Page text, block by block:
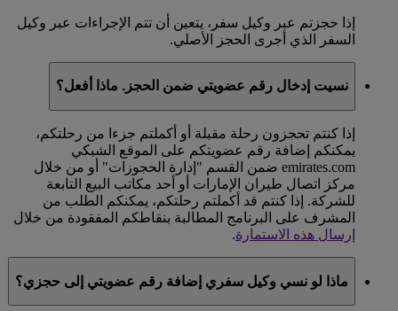
إذا حجزتم عبر وكيل سفر، يتعين أن تتم الإجراءات عبر وكيل
السفر الذي أجرى الحجز الأصلي.
نسيت إدخال رقم عضويتي ضمن الحجز. ماذا أفعل؟
إذا كنتم تحجزون رحلة مقبلة أو أكملتم جزءا من رحلتكم،
يمكنكم إضافة رقم عضويتكم على الموقع الشبكي
emirates.com ضمن القسم "إدارة الحجوزات" أو من خلال
مركز اتصال طيران الإمارات أو أحد مكاتب البيع التابعة
للشركة. إذا كنتم قد أكملتم رحلتكم، يمكنكم الطلب من
المشرف على البرنامج المطالبة بنقاطكم المفقودة من خلال
إرسال هذه الاستمارة.
ماذا لو نسي وكيل سفري إضافة رقم عضويتي إلى حجزي؟